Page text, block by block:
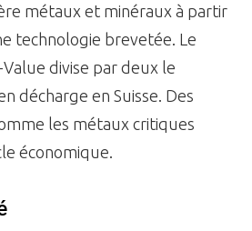
métaux et minéraux à partir
technologie brevetée. Le
divise par deux le
décharge en Suisse. Des
les métaux critiques
économique.